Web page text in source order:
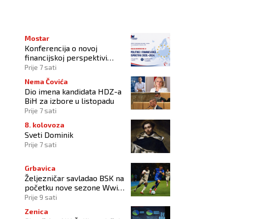
Mostar
Konferencija o novoj
financijskoj perspektivi
Europske unije 2028.–2034.
Prije 7 sati
Nema Čovića
Dio imena kandidata HDZ-a
BiH za izbore u listopadu
Prije 7 sati
8. kolovoza
Sveti Dominik
Prije 7 sati
Grbavica
Željezničar savladao BSK na
početku nove sezone Wwin
lige BiH
Prije 9 sati
Zenica